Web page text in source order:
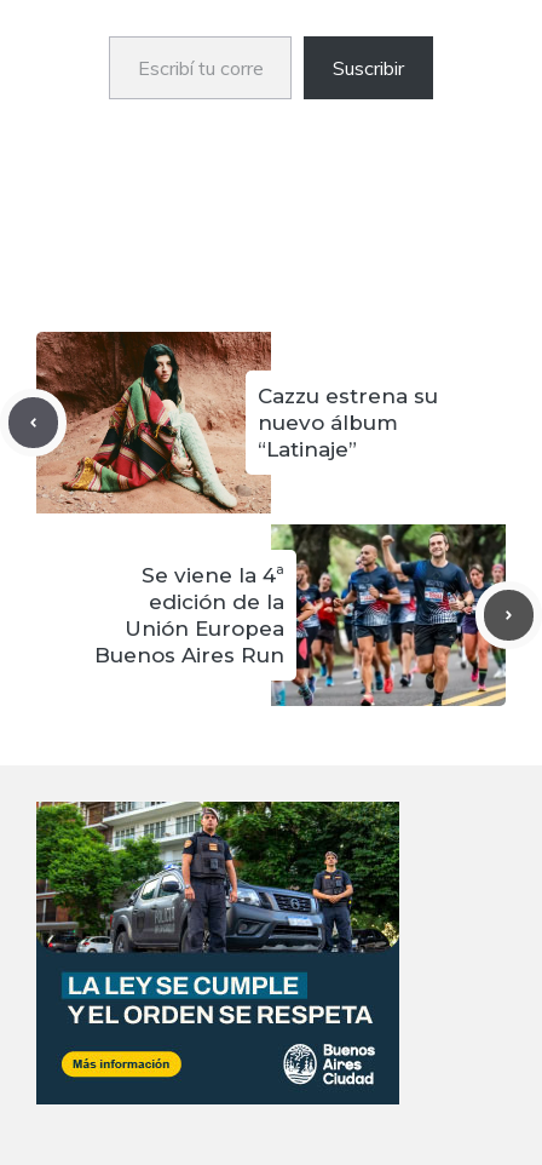
Escribí tu correo electrónico…
Suscribir
Cazzu estrena su
nuevo álbum
“Latinaje”
Se viene la 4ª
edición de la
Unión Europea
Buenos Aires Run